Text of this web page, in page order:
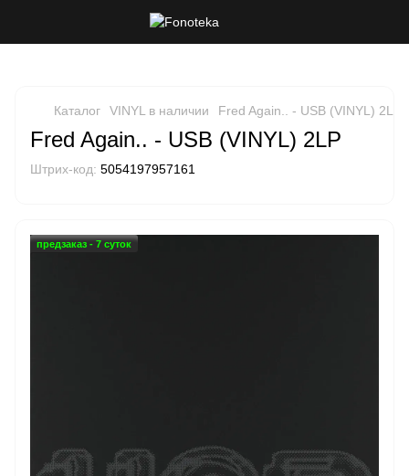
Каталог VINYL в наличии Fred Again.. - USB (VINYL) 2LP
Fred Again.. - USB (VINYL) 2LP
Штрих-код: 5054197957161
предзаказ - 7 суток